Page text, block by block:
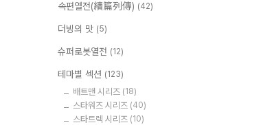
속편열전(續篇列傳) (42)
더빙의 맛 (5)
슈퍼로봇열전 (12)
테마별 섹션 (123)
배트맨 시리즈 (18)
스타워즈 시리즈 (40)
스타트렉 시리즈 (10)